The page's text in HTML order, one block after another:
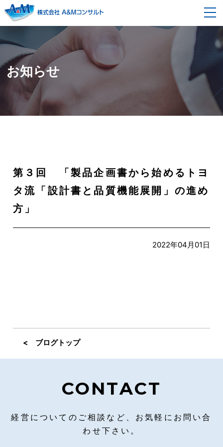
事業内容
経営コンサルティング
企画開発改革コンサルティング
モノ造り改革コンサルティング
契約の流れ
セミナー情報
スタッフ紹介
書籍紹介
お問い合わせ
お知らせ
第３回 「製品企画書から始めるトヨ
タ流「設計書と品質機能展開」の進め
方」
2022年04月01日
< ブログトップ
CONTACT
経営についてのご相談など、お気軽にお問い合
わせ下さい。